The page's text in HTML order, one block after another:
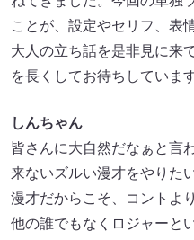
ことが、設定やセリフ、表
大人の立ち話を是非見に
を長くしてお待ちしていま
しんちゃん
皆さんに大自然だなぁと言
来ないズルい漫才をやりた
漫才だからこそ、コントよ
他の誰でもなくロジャーと